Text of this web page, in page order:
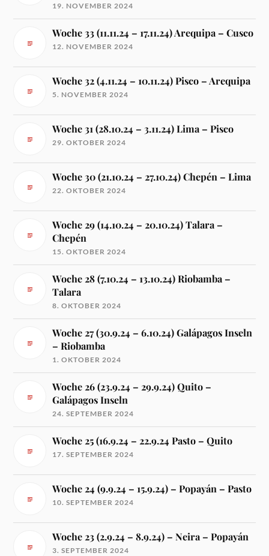
19. NOVEMBER 2024
Woche 33 (11.11.24 – 17.11.24) Arequipa – Cusco
12. NOVEMBER 2024
Woche 32 (4.11.24 – 10.11.24) Pisco – Arequipa
5. NOVEMBER 2024
Woche 31 (28.10.24 – 3.11.24) Lima – Pisco
29. OKTOBER 2024
Woche 30 (21.10.24 – 27.10.24) Chepén – Lima
22. OKTOBER 2024
Woche 29 (14.10.24 – 20.10.24) Talara –
Chepén
15. OKTOBER 2024
Woche 28 (7.10.24 – 13.10.24) Riobamba –
Talara
8. OKTOBER 2024
Woche 27 (30.9.24 – 6.10.24) Galápagos Inseln
– Riobamba
1. OKTOBER 2024
Woche 26 (23.9.24 – 29.9.24) Quito –
Galápagos Inseln
24. SEPTEMBER 2024
Woche 25 (16.9.24 – 22.9.24 Pasto – Quito
17. SEPTEMBER 2024
Woche 24 (9.9.24 – 15.9.24) – Popayán – Pasto
10. SEPTEMBER 2024
Woche 23 (2.9.24 – 8.9.24) – Neira – Popayán
3. SEPTEMBER 2024